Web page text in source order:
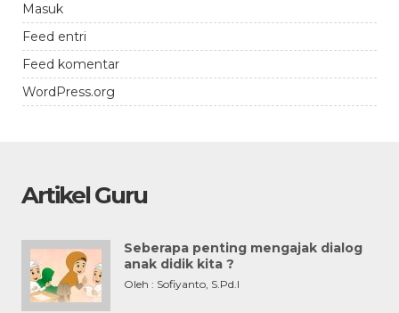
Masuk
Feed entri
Feed komentar
WordPress.org
Artikel Guru
Seberapa penting mengajak dialog
anak didik kita ?
Oleh : Sofiyanto, S.Pd.I